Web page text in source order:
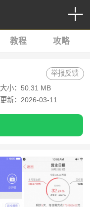
教程 攻略
大小：50.31 MB
更新：2026-03-11
举报反馈